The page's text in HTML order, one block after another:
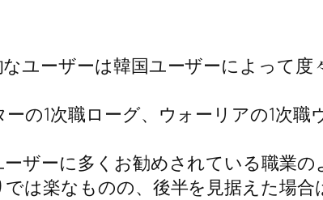
ユーザーは韓国ユーザーによって
の1次職ローグ、ウォーリアの1次
ザーに多くお勧めされている職業の
は楽なものの、後半を見据えた場合